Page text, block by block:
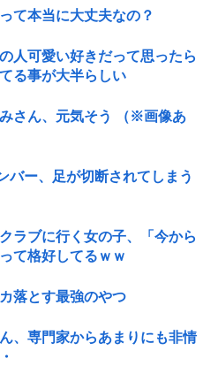
て本当に大丈夫なの？
人可愛い好きだって思ったら
る事が大半らしい
さん、元気そう （※画像あ
バー、足が切断されてしまう
ラブに行く女の子、「今から
て格好してるｗｗ
落とす最強のやつ
、専門家からあまりにも非情